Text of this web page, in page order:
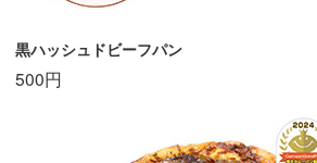
黒ハッシュドビーフパン
500円